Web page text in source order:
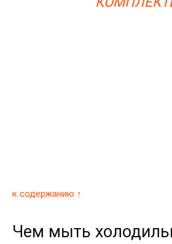
к содержанию ↑
Чем мыть